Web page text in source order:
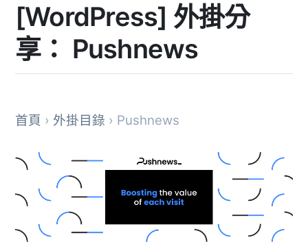
[WordPress] 外掛分
享： Pushnews
首頁 › 外掛目錄 › Pushnews